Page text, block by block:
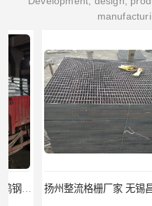
扬州整流格栅厂家 无锡昌鸿钢格板有限公司